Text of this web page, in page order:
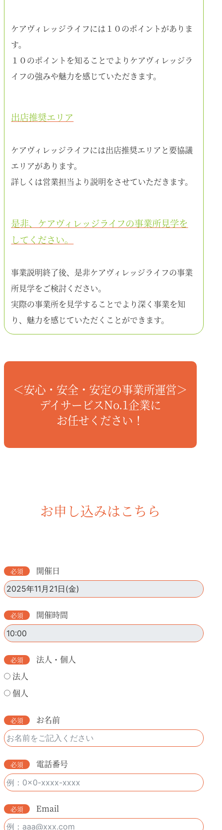
ケアヴィレッジライフには１０のポイントがありま
す。
１０のポイントを知ることでよりケアヴィレッジラ
イフの強みや魅力を感じていただきます。
出店推奨エリア
ケアヴィレッジライフには出店推奨エリアと要協議
エリアがあります。
詳しくは営業担当より説明をさせていただきます。
是非、ケアヴィレッジライフの事業所見学を
してください。
事業説明終了後、是非ケアヴィレッジライフの事業
所見学をご検討ください。
実際の事業所を見学することでより深く事業を知
り、魅力を感じていただくことができます。
＜安心・安全・安定の事業所運営＞
デイサービスNo.1企業に
お任せください！
お申し込みはこちら
開催日
開催時間
法人・個人
法人
個人
お名前
電話番号
Email